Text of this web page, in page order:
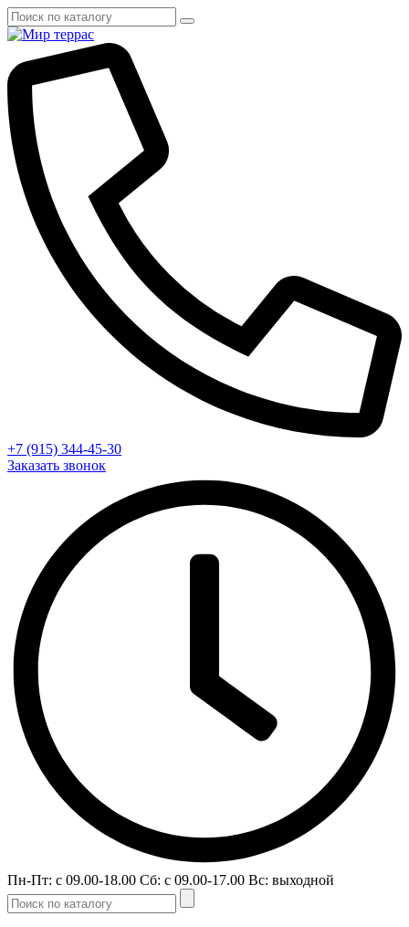
+7 (915) 344-45-30
Заказать звонок
Пн-Пт: с 09.00-18.00 Сб: с 09.00-17.00 Вс: выходной